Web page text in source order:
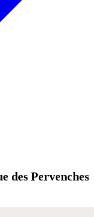
des Pervenches